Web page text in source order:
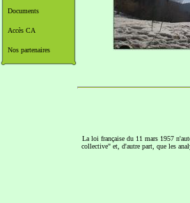
Documents
Accès CA
Nos partenaires
La loi française du 11 mars 1957
collective" et, d'autre part, que les